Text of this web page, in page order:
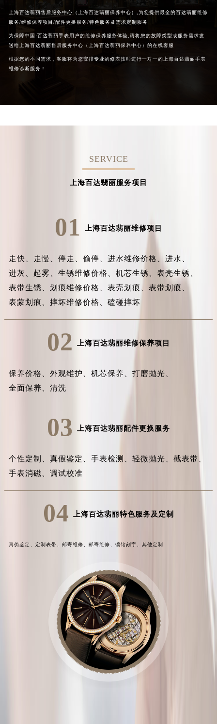
上海百达翡丽售后服务中心（上海百达翡丽保养中心）,为您提供最全的百达翡丽维修
服务/维修保养项目/配件更换服务/特色服务及需求定制服务
为保障中国·百达翡丽手表用户的维修保养服务体验,请将您的故障类型或服务需求发
送给上海百达翡丽售后服务中心（上海百达翡丽保养中心）的在线客服
根据您的不同需求，客服将为您安排专业的修表技师进行一对一的上海百达翡丽手表
维修诊断服务！
SERVICE
上海百达翡丽服务项目
01 上海百达翡丽维修项目
走快、 走慢、 停走、 偷停、 进水维修价格、 进水、
进灰、 起雾、 生锈维修价格、 机芯生锈、 表壳生锈、
表带生锈、 划痕维修价格、 表壳划痕、 表带划痕、
表蒙划痕、 摔坏维修价格、 磕碰摔坏
02 上海百达翡丽维修保养项目
保养价格、 外观维护、 机芯保养、 打磨抛光、
全面保养、 清洗
03 上海百达翡丽配件更换服务
个性定制、 真假鉴定、 手表检测、 轻微抛光、 截表带、
手表消磁、 调试校准
04 上海百达翡丽特色服务及定制
真伪鉴定、 定制表带、 邮寄维修、 邮寄维修、 镶钻刻字、 其他定制